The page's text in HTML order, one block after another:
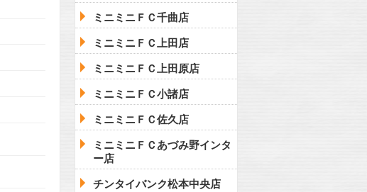
ミニミニＦＣ千曲店
ミニミニＦＣ上田店
ミニミニＦＣ上田原店
ミニミニＦＣ小諸店
ミニミニＦＣ佐久店
ミニミニＦＣあづみ野インタ
ー店
チンタイバンク松本中央店